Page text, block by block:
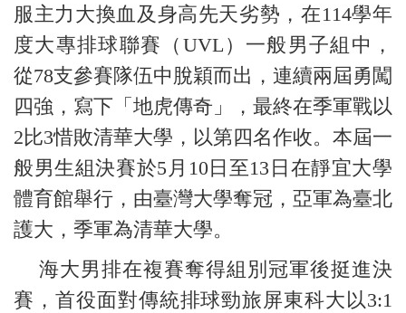
服主力大換血及身高先天劣勢，在114學年
度大專排球聯賽（UVL）一般男子組中，
從78支參賽隊伍中脫穎而出，連續兩屆勇闖
四強，寫下「地虎傳奇」，最終在季軍戰以
2比3惜敗清華大學，以第四名作收。本屆一
般男生組決賽於5月10日至13日在靜宜大學
體育館舉行，由臺灣大學奪冠，亞軍為臺北
護大，季軍為清華大學。
海大男排在複賽奪得組別冠軍後挺進決
賽，首役面對傳統排球勁旅屏東科大以3:1